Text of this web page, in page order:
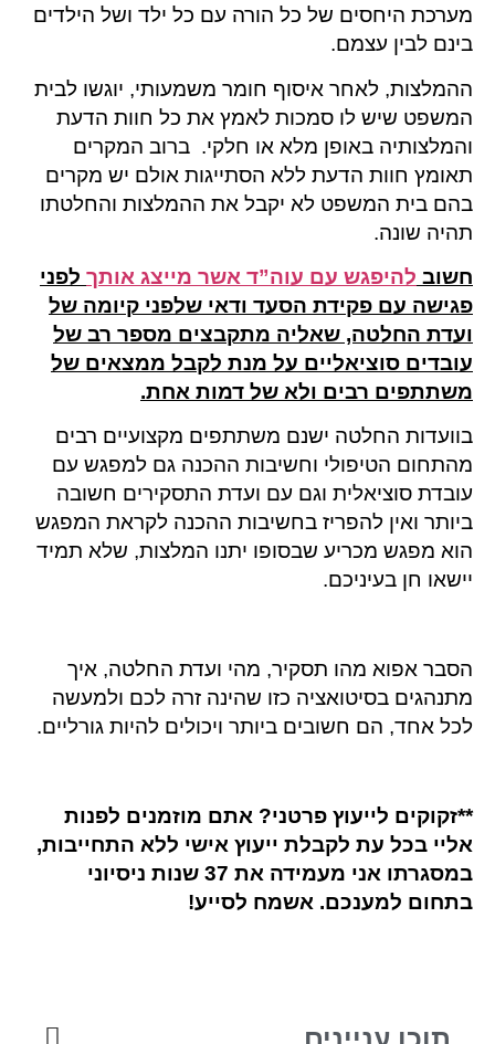
מערכת היחסים של כל הורה עם כל ילד ושל הילדים
בינם לבין עצמם.
ההמלצות, לאחר איסוף חומר משמעותי, יוגשו לבית
המשפט שיש לו סמכות לאמץ את כל חוות הדעת
והמלצותיה באופן מלא או חלקי. ברוב המקרים
תאומץ חוות הדעת ללא הסתייגות אולם יש מקרים
בהם בית המשפט לא יקבל את ההמלצות והחלטתו
תהיה שונה.
חשוב להיפגש עם עוה”ד אשר מייצג אותך לפני
פגישה עם פקידת הסעד ודאי שלפני קיומה של
ועדת החלטה, שאליה מתקבצים מספר רב של
עובדים סוציאליים על מנת לקבל ממצאים של
משתתפים רבים ולא של דמות אחת.
בוועדות החלטה ישנם משתתפים מקצועיים רבים
מהתחום הטיפולי וחשיבות ההכנה גם למפגש עם
עובדת סוציאלית וגם עם ועדת התסקירים חשובה
ביותר ואין להפריז בחשיבות ההכנה לקראת המפגש
הוא מפגש מכריע שבסופו יתנו המלצות, שלא תמיד
יישאו חן בעיניכם.
הסבר אפוא מהו תסקיר, מהי ועדת החלטה, איך
מתנהגים בסיטואציה כזו שהינה זרה לכם ולמעשה
לכל אחד, הם חשובים ביותר ויכולים להיות גורליים.
**זקוקים לייעוץ פרטני? אתם מוזמנים לפנות
אליי בכל עת לקבלת ייעוץ אישי ללא התחייבות,
במסגרתו אני מעמידה את 37 שנות ניסיוני
בתחום למענכם. אשמח לסייע!